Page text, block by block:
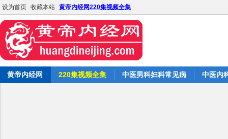
设为首页 收藏本站 黄帝内经网220集视频全集
黄帝内经网 220集视频全集 中医男科妇科常见病 中医内